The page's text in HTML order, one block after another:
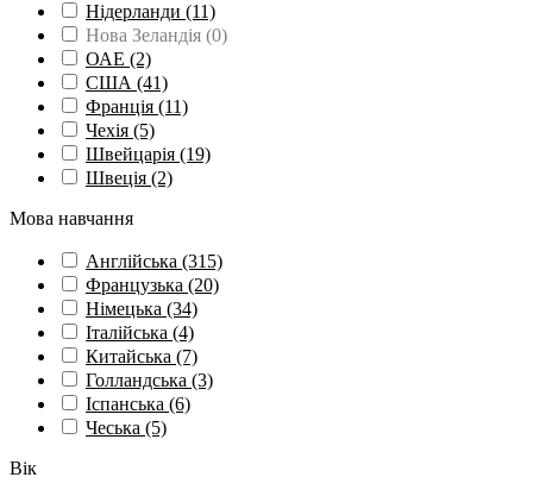
Нідерланди (11)
Нова Зеландія (0)
ОАЕ (2)
США (41)
Франція (11)
Чехія (5)
Швейцарія (19)
Швеція (2)
Мова навчання
Англійська (315)
Французька (20)
Німецька (34)
Італійська (4)
Китайська (7)
Голландська (3)
Іспанська (6)
Чеська (5)
Вік